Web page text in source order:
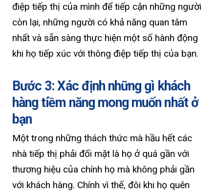
điệp tiếp thị của mình để tiếp cận những người
còn lại, những người có khả năng quan tâm
nhất và sẵn sàng thực hiện một số hành động
khi họ tiếp xúc với thông điệp tiếp thị của bạn.
Bước 3: Xác định những gì khách
hàng tiềm năng mong muốn nhất ở
bạn
Một trong những thách thức mà hầu hết các
nhà tiếp thị phải đối mặt là họ ở quá gần với
thương hiệu của chính họ mà không phải gần
với khách hàng. Chính vì thế, đôi khi họ quên